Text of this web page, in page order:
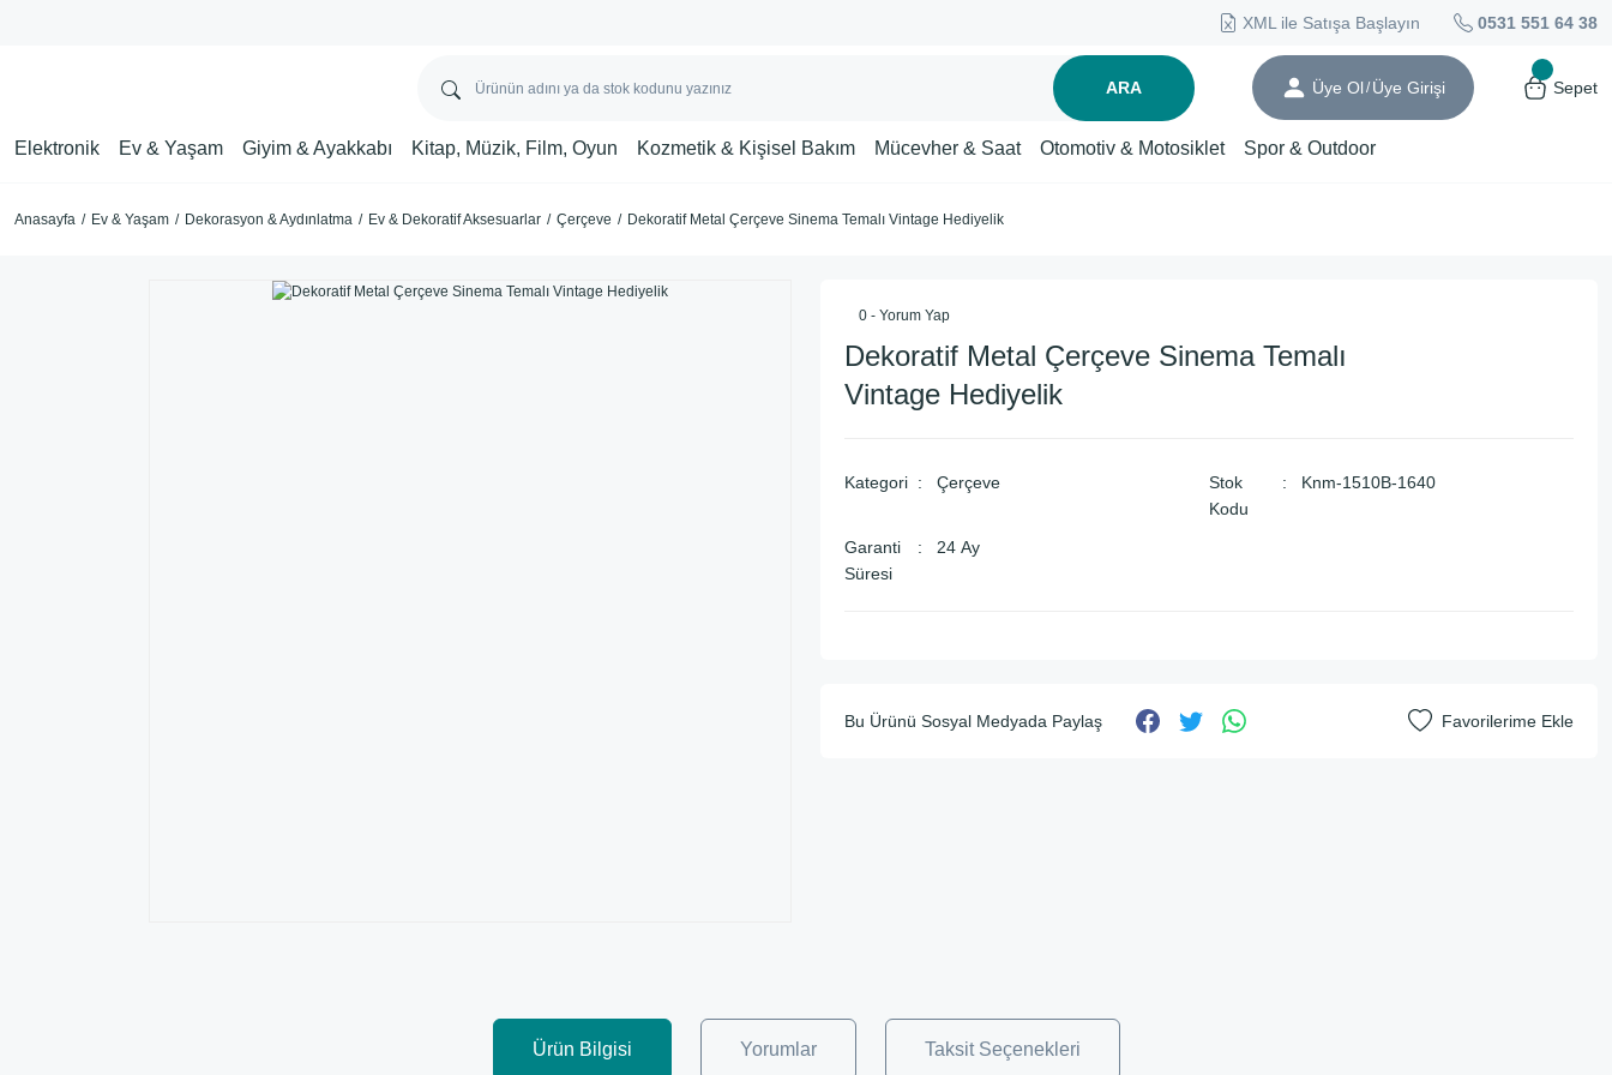
XML ile Satışa Başlayın 0531 551 64 38
ARA Üye Ol/ Üye Girişi Sepet
Elektronik Ev & Yaşam Giyim & Ayakkabı Kitap, Müzik, Film, Oyun Kozmetik & Kişisel Bakım Mücevher & Saat Otomotiv & Motosiklet Spor & Outdoor
Anasayfa Ev & Yaşam Dekorasyon & Aydınlatma Ev & Dekoratif Aksesuarlar Çerçeve Dekoratif Metal Çerçeve Sinema Temalı Vintage Hediyelik
0 - Yorum Yap
Dekoratif Metal Çerçeve Sinema Temalı
Vintage Hediyelik
Kategori Çerçeve
Stok
Kodu
Knm-1510B-1640
Garanti
Süresi
24 Ay
Bu Ürünü Sosyal Medyada Paylaş
Ürün Bilgisi Yorumlar Taksit Seçenekleri